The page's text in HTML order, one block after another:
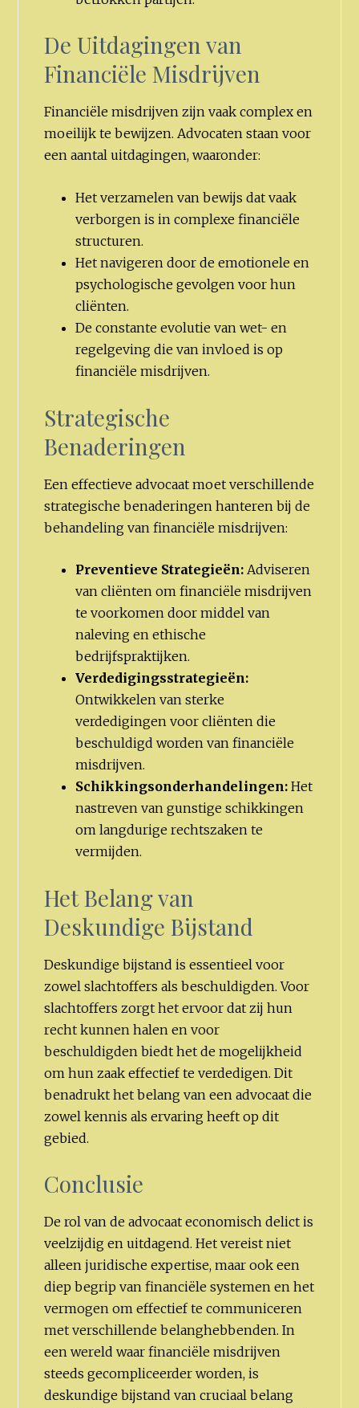
De Uitdagingen van
Financiële Misdrijven
Financiële misdrijven zijn vaak complex en
moeilijk te bewijzen. Advocaten staan voor
een aantal uitdagingen, waaronder:
Het verzamelen van bewijs dat vaak
verborgen is in complexe financiële
structuren.
Het navigeren door de emotionele en
psychologische gevolgen voor hun
cliënten.
De constante evolutie van wet- en
regelgeving die van invloed is op
financiële misdrijven.
Strategische
Benaderingen
Een effectieve advocaat moet verschillende
strategische benaderingen hanteren bij de
behandeling van financiële misdrijven:
Preventieve Strategieën:Adviseren
van cliënten om financiële misdrijven
te voorkomen door middel van
naleving en ethische
bedrijfspraktijken.
Verdedigingsstrategieën:
Ontwikkelen van sterke
verdedigingen voor cliënten die
beschuldigd worden van financiële
misdrijven.
Schikkingsonderhandelingen:Het
nastreven van gunstige schikkingen
om langdurige rechtszaken te
vermijden.
Het Belang van
Deskundige Bijstand
Deskundige bijstand is essentieel voor
zowel slachtoffers als beschuldigden. Voor
slachtoffers zorgt het ervoor dat zij hun
recht kunnen halen en voor
beschuldigden biedt het de mogelijkheid
om hun zaak effectief te verdedigen. Dit
benadrukt het belang van een advocaat die
zowel kennis als ervaring heeft op dit
gebied.
Conclusie
De rol van de advocaat economisch delict is
veelzijdig en uitdagend. Het vereist niet
alleen juridische expertise, maar ook een
diep begrip van financiële systemen en het
vermogen om effectief te communiceren
met verschillende belanghebbenden. In
een wereld waar financiële misdrijven
steeds gecompliceerder worden, is
deskundige bijstand van cruciaal belang